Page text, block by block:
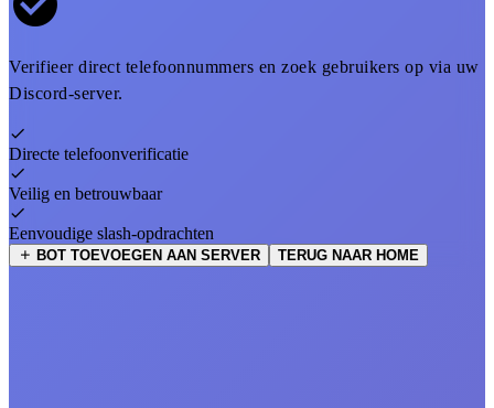
Verifieer direct telefoonnummers en zoek gebruikers op via uw
Discord-server.
Directe telefoonverificatie
Veilig en betrouwbaar
Eenvoudige slash-opdrachten
BOT TOEVOEGEN AAN SERVER TERUG NAAR HOME